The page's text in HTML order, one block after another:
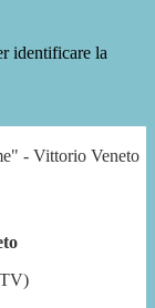
identificare la
- Vittorio Veneto